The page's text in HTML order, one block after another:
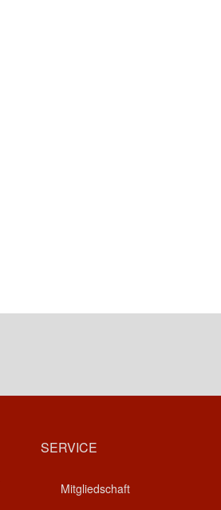
SERVICE
Mitgliedschaft